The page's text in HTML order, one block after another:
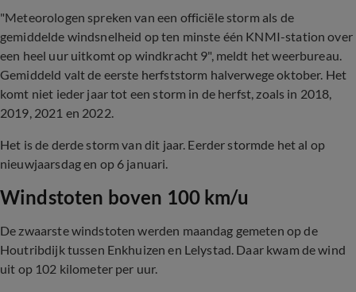
"Meteorologen spreken van een officiële storm als de
gemiddelde windsnelheid op ten minste één KNMI-station over
een heel uur uitkomt op windkracht 9", meldt het weerbureau.
Gemiddeld valt de eerste herfststorm halverwege oktober. Het
komt niet ieder jaar tot een storm in de herfst, zoals in 2018,
2019, 2021 en 2022.
Het is de derde storm van dit jaar. Eerder stormde het al op
nieuwjaarsdag en op 6 januari.
Windstoten boven 100 km/u
De zwaarste windstoten werden maandag gemeten op de
Houtribdijk tussen Enkhuizen en Lelystad. Daar kwam de wind
uit op 102 kilometer per uur.